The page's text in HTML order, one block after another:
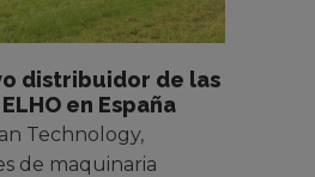
distribuidor de las
en España
Technology,
de maquinaria